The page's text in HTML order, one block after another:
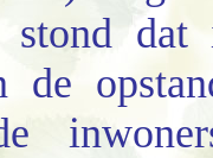
stond
de